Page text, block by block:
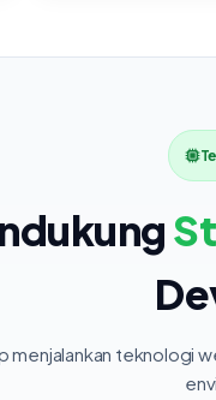
menjalankan teknologi